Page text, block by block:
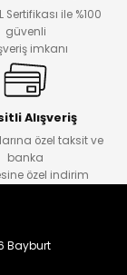
Çocuk Kot Pantolon
Sertifikası ile %100
güvenli
imkanı
Alışveriş
özel taksit ve
banka
özel indirim
Bayburt